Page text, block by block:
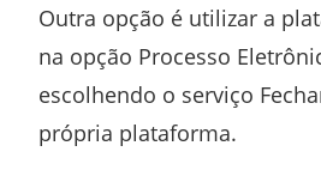
Outra opção é utilizar a
na opção Processo
escolhendo o serviço
própria plataforma.